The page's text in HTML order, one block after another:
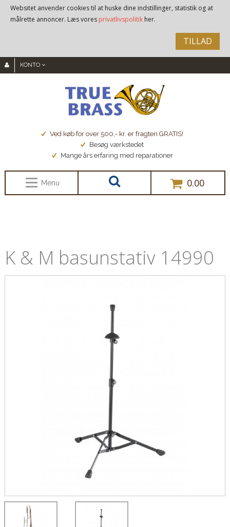
Websitet anvender cookies til at huske dine indstillinger, statistik og at
målrette annoncer. Læs vores privatlivspolitik her.
TILLAD
KONTO
Ved køb for over 500,- kr. er fragten GRATIS!
Besøg værkstedet
Mange års erfaring med reparationer
0.00
Menu
K & M basunstativ 14990